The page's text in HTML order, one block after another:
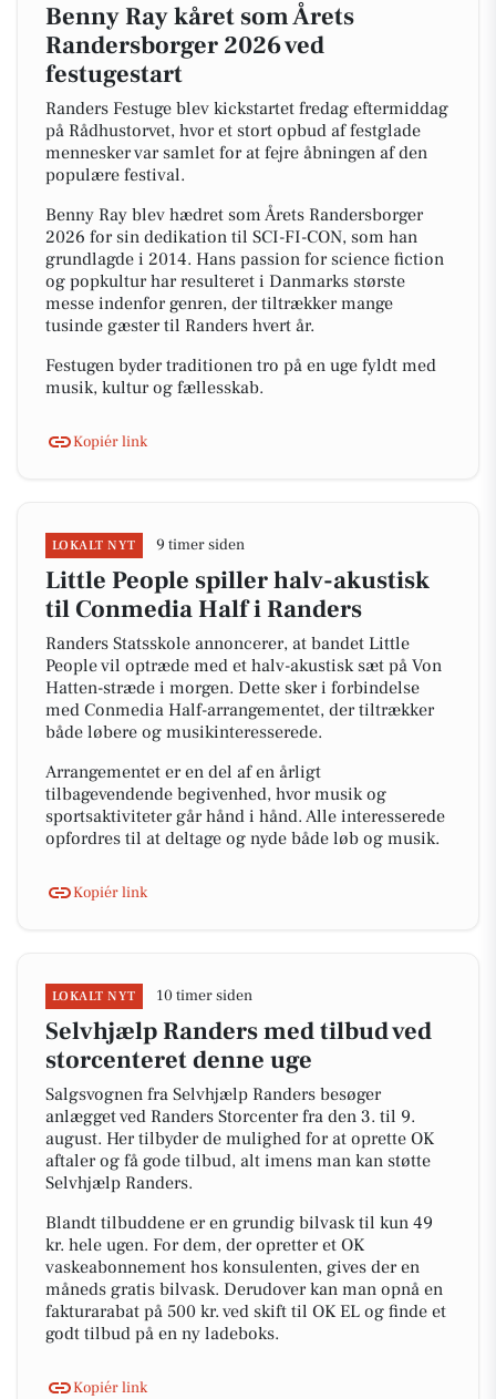
Benny Ray kåret som Årets
Randersborger 2026 ved
festugestart
Randers Festuge blev kickstartet fredag eftermiddag
på Rådhustorvet, hvor et stort opbud af festglade
mennesker var samlet for at fejre åbningen af den
populære festival.
Benny Ray blev hædret som Årets Randersborger
2026 for sin dedikation til SCI-FI-CON, som han
grundlagde i 2014. Hans passion for science fiction
og popkultur har resulteret i Danmarks største
messe indenfor genren, der tiltrækker mange
tusinde gæster til Randers hvert år.
Festugen byder traditionen tro på en uge fyldt med
musik, kultur og fællesskab.
Kopiér link
LOKALT NYT 9 timer siden
Little People spiller halv-akustisk
til Conmedia Half i Randers
Randers Statsskole annoncerer, at bandet Little
People vil optræde med et halv-akustisk sæt på Von
Hatten-stræde i morgen. Dette sker i forbindelse
med Conmedia Half-arrangementet, der tiltrækker
både løbere og musikinteresserede.
Arrangementet er en del af en årligt
tilbagevendende begivenhed, hvor musik og
sportsaktiviteter går hånd i hånd. Alle interesserede
opfordres til at deltage og nyde både løb og musik.
Kopiér link
LOKALT NYT 10 timer siden
Selvhjælp Randers med tilbud ved
storcenteret denne uge
Salgsvognen fra Selvhjælp Randers besøger
anlægget ved Randers Storcenter fra den 3. til 9.
august. Her tilbyder de mulighed for at oprette OK
aftaler og få gode tilbud, alt imens man kan støtte
Selvhjælp Randers.
Blandt tilbuddene er en grundig bilvask til kun 49
kr. hele ugen. For dem, der opretter et OK
vaskeabonnement hos konsulenten, gives der en
måneds gratis bilvask. Derudover kan man opnå en
fakturarabat på 500 kr. ved skift til OK EL og finde et
godt tilbud på en ny ladeboks.
Kopiér link